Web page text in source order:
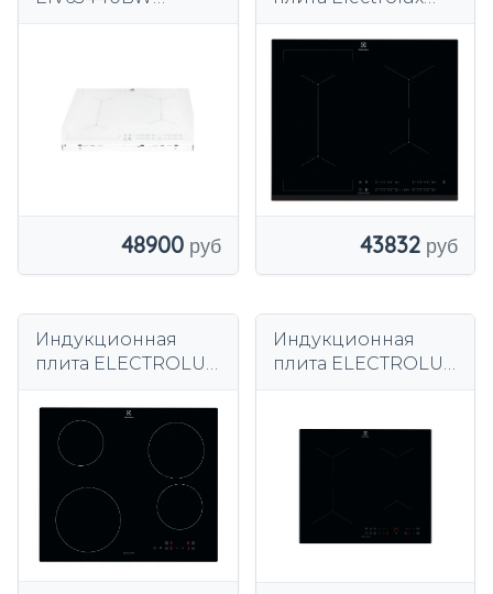
48900
черное стекло
43832
Индукционная
плита ELECTROLUX
черный
Индукционная
плита ELECTROLUX